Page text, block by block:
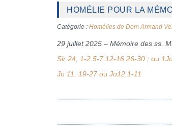
HOMÉLIE POUR LA
Catégorie : Homélies de Dom Armand
29 juillet 2025 – Mémoire des ss.
Sir 24, 1-2.5-7.12-16 26-30 ; ou
Jo 11, 19-27 ou Jo12,1-11